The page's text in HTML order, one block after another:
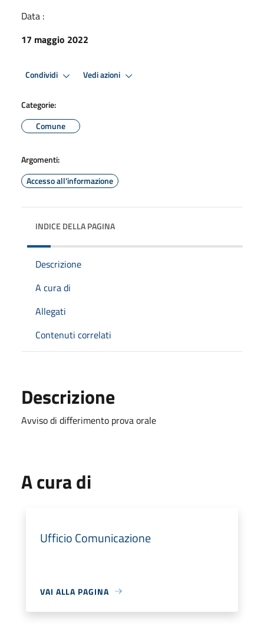
Data :
17 maggio 2022
Condividi Vedi azioni
Categorie:
Comune
Argomenti:
Accesso all'informazione
INDICE DELLA PAGINA
Descrizione
A cura di
Allegati
Contenuti correlati
Descrizione
Avviso di differimento prova orale
A cura di
Ufficio Comunicazione
VAI ALLA PAGINA